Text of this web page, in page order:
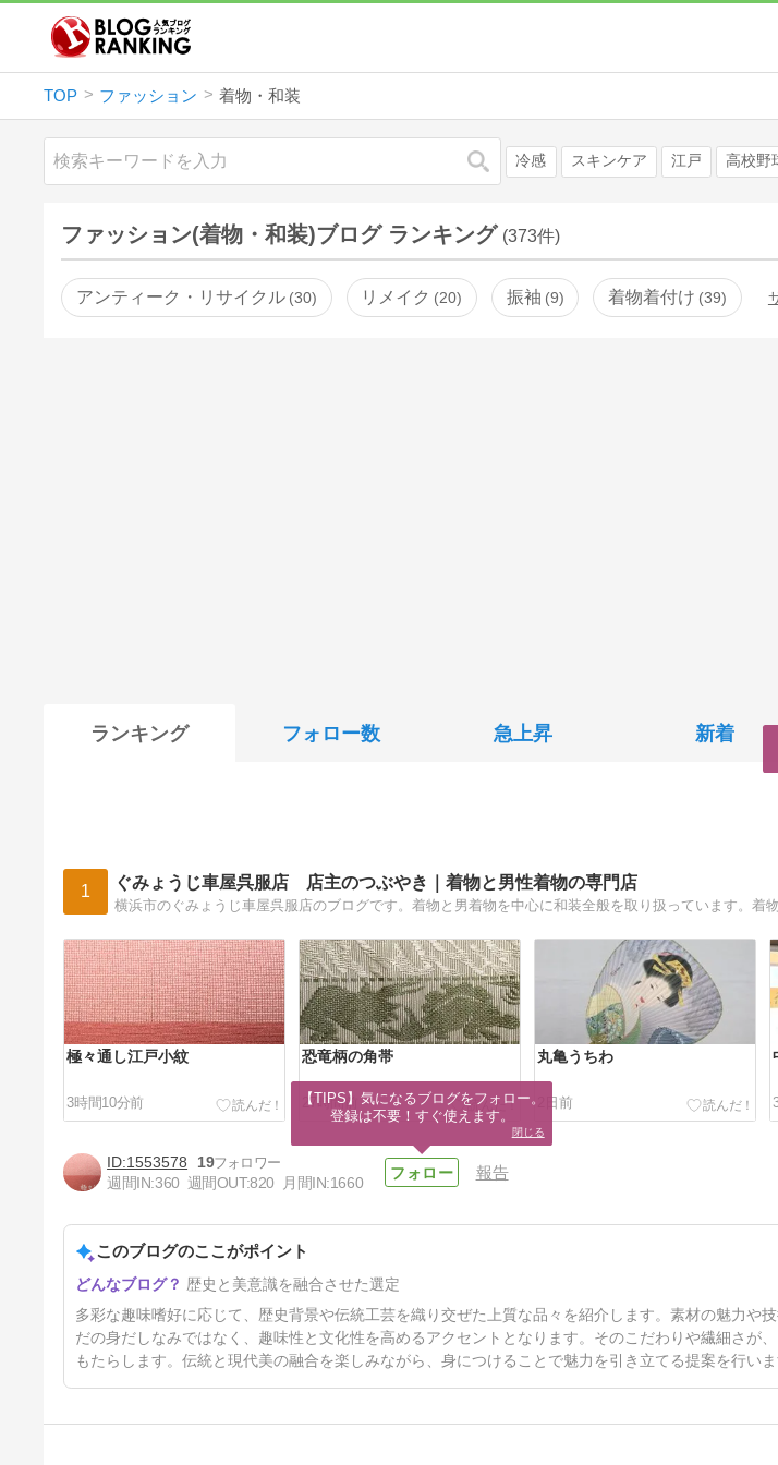
TOP ファッション 着物・和装
検索 冷感 スキンケア 江戸 高校野
ファッション(着物・和装)ブログ ランキング (373件)
アンティーク・リサイクル 30 リメイク 20 振袖 9 着物着付け 39
ランキング フォロー数 急上昇 新着
1 ぐみょうじ車屋呉服店 店主のつぶやき｜着物と男性着物の専門店
極々通し江戸小紋
3時間10分前
恐竜柄の角帯
27時間前
丸亀うちわ
2日前
米沢お召に首里花織の正絹角帯
4日前
1553578
19
週間IN:360 週間OUT:820 月間IN:1660
報告
このブログのここがポイント
歴史と美意識を融合させた選定
多彩な趣味嗜好に応じて、歴史背景や伝統工芸を織り交ぜた上質な品々を紹介します。素材の魅力や
だの身だしなみではなく、趣味性と文化性を高めるアクセントとなります。そのこだわりや繊細さが
もたらします。伝統と現代美の融合を楽しみながら、身につけることで魅力を引き立てる提案を行いま
【TIPS】気になるブログをフォロー。
登録は不要！すぐ使えます。
閉じる